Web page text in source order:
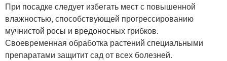
При посадке следует избегать мест с повышенной
влажностью, способствующей прогрессированию
мучнистой росы и вредоносных грибков.
Своевременная обработка растений специальными
препаратами защитит сад от всех болезней.